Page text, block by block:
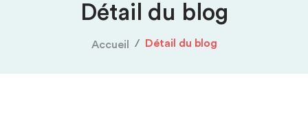
Détail du blog
Accueil Détail du blog